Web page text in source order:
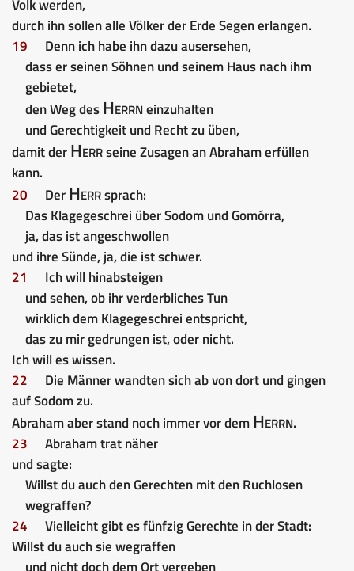
Volk werden,
durch ihn sollen alle Völker der Erde Segen erlangen.
19
Denn ich habe ihn dazu ausersehen,
dass er seinen Söhnen und seinem Haus nach ihm
gebietet,
den Weg desHerrneinzuhalten
und Gerechtigkeit und Recht zu üben,
damit derHerrseine Zusagen an Abraham erfüllen
kann.
20
DerHerrsprach:
Das Klagegeschrei über Sodom und Gomórra,
ja, das ist angeschwollen
und ihre Sünde, ja, die ist schwer.
21
Ich will hinabsteigen
und sehen, ob ihr verderbliches Tun
wirklich dem Klagegeschrei entspricht,
das zu mir gedrungen ist, oder nicht.
Ich will es wissen.
22
Die Männer wandten sich ab von dort und gingen
auf Sodom zu.
Abraham aber stand noch immer vor demHerrn.
23
Abraham trat näher
und sagte:
Willst du auch den Gerechten mit den Ruchlosen
wegraffen?
24
Vielleicht gibt es fünfzig Gerechte in der Stadt:
Willst du auch sie wegraffen